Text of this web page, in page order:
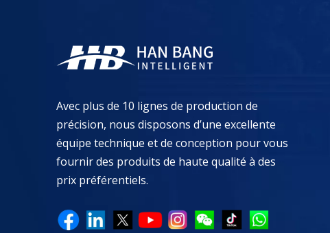
Avec plus de 10 lignes de production de
précision, nous disposons d’une excellente
équipe technique et de conception pour vous
fournir des produits de haute qualité à des
prix préférentiels.